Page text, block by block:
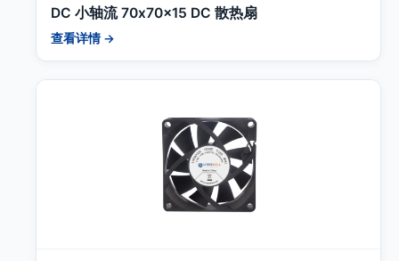
DC 小轴流 70x70x15 DC 散热扇
查看详情 →